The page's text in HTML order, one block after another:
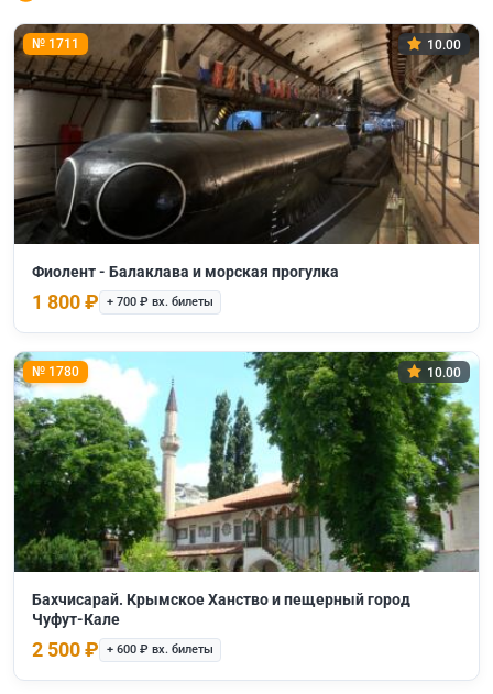
№ 1711 10.00
Фиолент - Балаклава и морская прогулка
1 800 ₽ + 700 ₽ вх. билеты
№ 1780 10.00
Бахчисарай. Крымское Ханство и пещерный город
Чуфут-Кале
2 500 ₽ + 600 ₽ вх. билеты